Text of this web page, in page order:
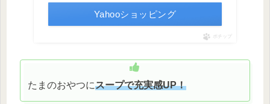
Yahooショッピング
ポチップ
たまのおやつにスープで充実感UP！